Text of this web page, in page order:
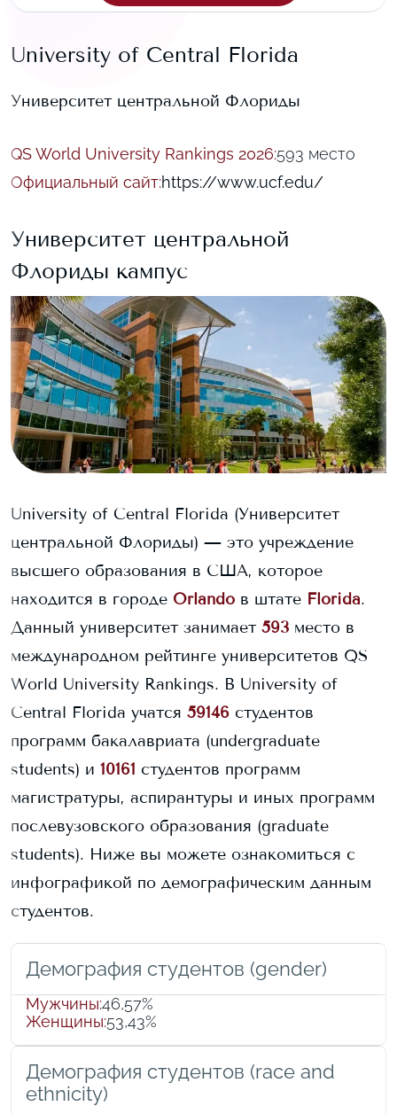
University of Central Florida
Университет центральной Флориды
QS World University Rankings 2026:593 место
Официальный сайт:https://www.ucf.edu/
Университет центральной
Флориды кампус
University of Central Florida (Университет
центральной Флориды) — это учреждение
высшего образования в США, которое
находится в городе Orlando в штате Florida.
Данный университет занимает 593 место в
международном рейтинге университетов QS
World University Rankings. В University of
Central Florida учатся 59146 студентов
программ бакалавриата (undergraduate
students) и 10161 студентов программ
магистратуры, аспирантуры и иных программ
послевузовского образования (graduate
students). Ниже вы можете ознакомиться с
инфографикой по демографическим данным
студентов.
Демография студентов (gender)
Мужчины:46,57%
Женщины:53,43%
Демография студентов (race and
ethnicity)